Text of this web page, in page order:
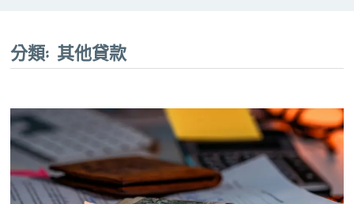
分類: 其他貸款